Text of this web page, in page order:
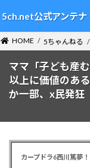
ン
テ
ン
ツ
ビ
ゲ
ー
シ
5ch.net公式アンテナ
HOME 5ちゃんねる
ママ「子ども産
以上に価値のあ
か一部、x民発狂